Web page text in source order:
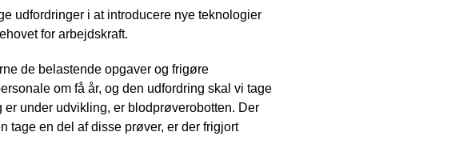
udfordringer i at introducere nye teknologier
for arbejdskraft.
de belastende opgaver og frigøre
om få år, og den udfordring skal vi tage
under udvikling, er blodprøverobotten. Der
tage en del af disse prøver, er der frigjort